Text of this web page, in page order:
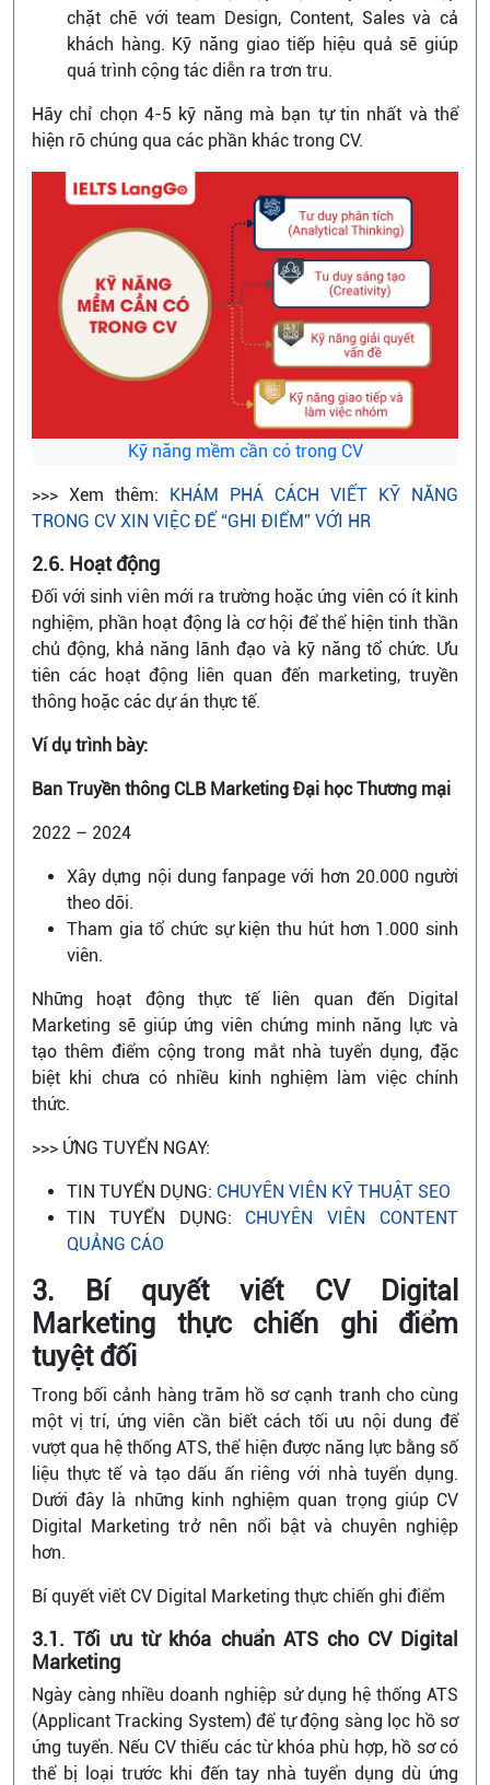
chặt chẽ với team Design, Content, Sales và cả
khách hàng. Kỹ năng giao tiếp hiệu quả sẽ giúp
quá trình cộng tác diễn ra trơn tru.
Hãy chỉ chọn 4-5 kỹ năng mà bạn tự tin nhất và thể
hiện rõ chúng qua các phần khác trong CV.
Kỹ năng mềm cần có trong CV
>>> Xem thêm: KHÁM PHÁ CÁCH VIẾT KỸ NĂNG
TRONG CV XIN VIỆC ĐỂ “GHI ĐIỂM” VỚI HR
2.6. Hoạt động
Đối với sinh viên mới ra trường hoặc ứng viên có ít kinh
nghiệm, phần hoạt động là cơ hội để thể hiện tinh thần
chủ động, khả năng lãnh đạo và kỹ năng tổ chức. Ưu
tiên các hoạt động liên quan đến marketing, truyền
thông hoặc các dự án thực tế.
Ví dụ trình bày:
Ban Truyền thông CLB Marketing Đại học Thương mại
2022 – 2024
Xây dựng nội dung fanpage với hơn 20.000 người
theo dõi.
Tham gia tổ chức sự kiện thu hút hơn 1.000 sinh
viên.
Những hoạt động thực tế liên quan đến Digital
Marketing sẽ giúp ứng viên chứng minh năng lực và
tạo thêm điểm cộng trong mắt nhà tuyển dụng, đặc
biệt khi chưa có nhiều kinh nghiệm làm việc chính
thức.
>>> ỨNG TUYỂN NGAY:
TIN TUYỂN DỤNG: CHUYÊN VIÊN KỸ THUẬT SEO
TIN TUYỂN DỤNG: CHUYÊN VIÊN CONTENT
QUẢNG CÁO
3. Bí quyết viết CV Digital
Marketing thực chiến ghi điểm
tuyệt đối
Trong bối cảnh hàng trăm hồ sơ cạnh tranh cho cùng
một vị trí, ứng viên cần biết cách tối ưu nội dung để
vượt qua hệ thống ATS, thể hiện được năng lực bằng số
liệu thực tế và tạo dấu ấn riêng với nhà tuyển dụng.
Dưới đây là những kinh nghiệm quan trọng giúp CV
Digital Marketing trở nên nổi bật và chuyên nghiệp
hơn.
Bí quyết viết CV Digital Marketing thực chiến ghi điểm
3.1. Tối ưu từ khóa chuẩn ATS cho CV Digital
Marketing
Ngày càng nhiều doanh nghiệp sử dụng hệ thống ATS
(Applicant Tracking System) để tự động sàng lọc hồ sơ
ứng tuyển. Nếu CV thiếu các từ khóa phù hợp, hồ sơ có
thể bị loại trước khi đến tay nhà tuyển dụng dù ứng